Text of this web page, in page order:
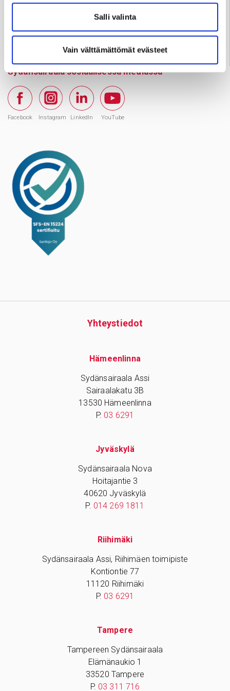
Salli valinta
Vain välttämättömät evästeet
Sydänsairaala sosiaalisessa mediassa
Facebook Instagram LinkedIn YouTube
Yhteys­tiedot
Hämeenlinna
Sydänsairaala Assi
Sairaalakatu 3B
13530 Hämeenlinna
P. 03 6291
Jyväskylä
Sydänsairaala Nova
Hoitajantie 3
40620 Jyväskylä
P. 014 269 1811
Riihimäki
Sydänsairaala Assi, Riihimäen toimipiste
Kontiontie 77
11120 Riihimäki
P. 03 6291
Tampere
Tampereen Sydänsairaala
Elämänaukio 1
33520 Tampere
P. 03 311 716